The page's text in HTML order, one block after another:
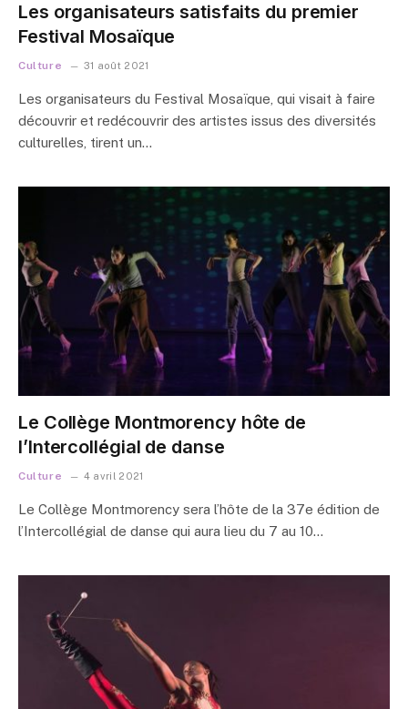
Les organisateurs satisfaits du premier
Festival Mosaïque
Culture 31 août 2021
Les organisateurs du Festival Mosaïque, qui visait à faire
découvrir et redécouvrir des artistes issus des diversités
culturelles, tirent un…
Le Collège Montmorency hôte de
l’Intercollégial de danse
Culture 4 avril 2021
Le Collège Montmorency sera l’hôte de la 37e édition de
l’Intercollégial de danse qui aura lieu du 7 au 10…